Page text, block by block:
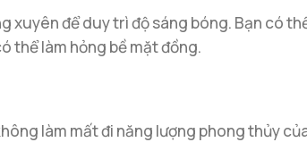
xuyên để duy trì độ sáng bóng. Bạn có
thể làm hỏng bề mặt đồng.
làm mất đi năng lượng phong thủy